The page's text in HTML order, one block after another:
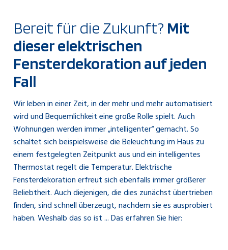
Bereit für die Zukunft? Mit
dieser elektrischen
Fensterdekoration auf jeden
Fall
Wir leben in einer Zeit, in der mehr und mehr automatisiert
wird und Bequemlichkeit eine große Rolle spielt. Auch
Wohnungen werden immer „intelligenter“ gemacht. So
schaltet sich beispielsweise die Beleuchtung im Haus zu
einem festgelegten Zeitpunkt aus und ein intelligentes
Thermostat regelt die Temperatur. Elektrische
Fensterdekoration erfreut sich ebenfalls immer größerer
Beliebtheit. Auch diejenigen, die dies zunächst übertrieben
finden, sind schnell überzeugt, nachdem sie es ausprobiert
haben. Weshalb das so ist ... Das erfahren Sie hier: